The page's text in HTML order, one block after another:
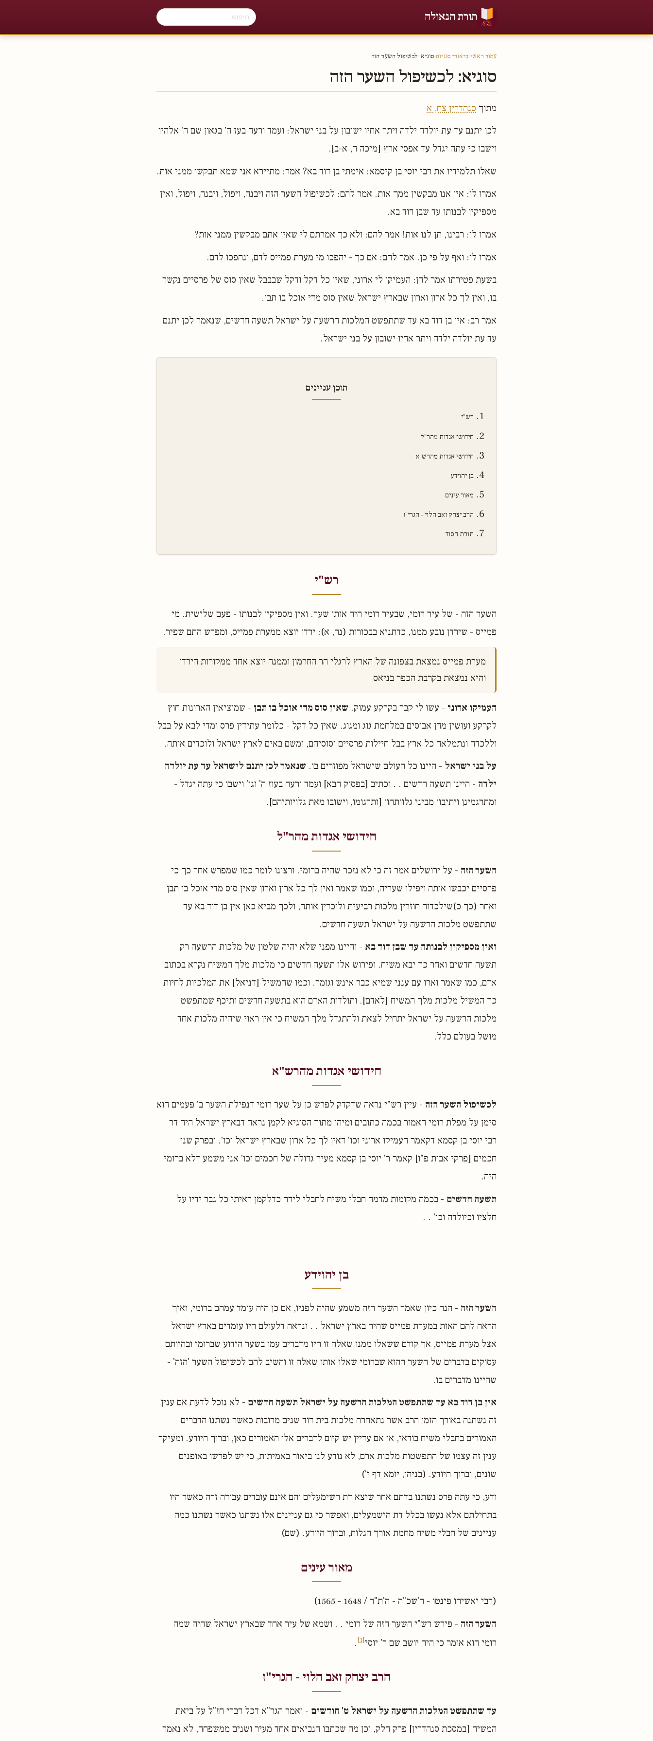
תורת הגאולה
עמוד ראשי›ביאורי סוגיות›סוגיא: לכשיפול השער הזה
סוגיא: לכשיפול השער הזה
מתוך סנהדרין צח, א
לכן יתנם עד עת יולדה ילדה ויתר אחיו ישובון על בני ישראל: ועמד ורעה בעז ה' בגאון שם ה' אלהיו
וישבו כי עתה יגדל עד אפסי ארץ [מיכה ה, א-ב].
שאלו תלמידיו את רבי יוסי בן קיסמא: אימתי בן דוד בא? אמר: מתיירא אני שמא תבקשו ממני אות.
אמרו לו: אין אנו מבקשין ממך אות. אמר להם: לכשיפול השער הזה ויבנה, ויפול, ויבנה, ויפול, ואין
מספיקין לבנותו עד שבן דוד בא.
אמרו לו: רבינו, תן לנו אות! אמר להם: ולא כך אמרתם לי שאין אתם מבקשין ממני אות?
אמרו לו: ואף על פי כן. אמר להם: אם כך - יהפכו מי מערת פמייס לדם, ונהפכו לדם.
בשעת פטירתו אמר להן: העמיקו לי ארוני, שאין כל דקל ודקל שבבבל שאין סוס של פרסיים נקשר
בו, ואין לך כל ארון וארון שבארץ ישראל שאין סוס מדי אוכל בו תבן.
אמר רב: אין בן דוד בא עד שתתפשט המלכות הרשעה על ישראל תשעה חדשים, שנאמר לכן יתנם
עד עת יולדה ילדה ויתר אחיו ישובון על בני ישראל.
תוכן עניינים
רש"י
חידושי אגדות מהר"ל
חידושי אגדות מהרש"א
בן יהוידע
מאור עינים
הרב יצחק זאב הלוי - הגרי"ז
תורת הסוד
רש"י
השער הזה - של עיר רומי, שבעיר רומי היה אותו שער. ואין מספיקין לבנותו - פעם שלישית. מי
פמייס - שירדן נובע ממנו, כדתניא בבכורות (נה, א): ירדן יוצא ממערת פמייס, ומפרש התם שפיר.
והיא נמצאת בקרבת הכפר בניאס
העמיקו ארוני - עשו לי קבר בקרקע עמוק. שאין סוס מדי אוכל בו תבן - שמוציאין הארונות חוץ
לקרקע ועושין מהן אבוסים במלחמת גוג ומגוג. שאין כל דקל - כלומר עתידין פרס ומדי לבא על בבל
וללכדה ונתמלאה כל ארץ בבל חיילות פרסיים וסוסיהם, ומשם באים לארץ ישראל ולוכדים אותה.
על בני ישראל - היינו כל העולם שישראל מפוזרים בו. שנאמר לכן יתנם לישראל עד עת יולדה
ילדה - היינו תשעה חדשים . . וכתיב [בפסוק הבא] ועמד ורעה בעוז ה' וגו' וישבו כי עתה יגדל -
ומתרגמינן ויתיבון מביני גלוותהון [ותרגומו, וישובו מאת גלויותיהם].
חידושי אגדות מהר"ל
השער הזה - על ירושלים אמר זה כי לא נזכר שהיה ברומי. ורצונו לומר כמו שמפרש אחר כך כי
פרסיים יכבשו אותה ויפילו שעריה, וכמו שאמר ואין לך כל ארון וארון שאין סוס מדי אוכל בו תבן
ואחר (כך כ)שילכדוה חוזרין מלכות רביעית ולוכדין אותה, ולכך מביא כאן אין בן דוד בא עד
שתתפשט מלכות הרשעה על ישראל תשעה חדשים.
ואין מספיקין לבנותה עד שבן דוד בא - והיינו מפני שלא יהיה שלטון של מלכות הרשעה רק
תשעה חדשים ואחר כך יבא משיח. ופירוש אלו תשעה חדשים כי מלכות מלך המשיח נקרא בכתוב
אדם, כמו שאמר וארו עם ענני שמיא כבר אינש וגומר. וכמו שהמשיל [דניאל] את המלכיות לחיות
כך המשיל מלכות מלך המשיח [לאדם]. ותולדות האדם הוא בתשעה חדשים ותיכף שמתפשט
מלכות הרשעה על ישראל יתחיל לצאת ולהתגדל מלך המשיח כי אין ראוי שיהיה מלכות אחד
מושל בעולם כלל.
חידושי אגדות מהרש"א
לכשיפול השער הזה - עיין רש"י נראה שדקדק לפרש כן על שער רומי דנפילת השער ב' פעמים הוא
סימן על מפלת רומי האמור בכמה כתובים ומיהו מתוך הסוגיא לקמן נראה דבארץ ישראל היה דר
רבי יוסי בן קסמא דקאמר העמיקו ארוני וכו' דאין לך כל ארון שבארץ ישראל וכו'. ובפרק שנו
חכמים [פרקי אבות פ"ו] קאמר ר' יוסי בן קסמא מעיר גדולה של חכמים וכו' אני משמע דלא ברומי
היה.
תשעה חדשים - בכמה מקומות מדמה חבלי משיח לחבלי לידה כדלקמן ראיתי כל גבר ידיו על
חלציו וכיולדה וכו' . .
בן יהוידע
השער הזה - הנה כיון שאמר השער הזה משמע שהיה לפניו, אם כן היה עומד עמהם ברומי, ואיך
הראה להם האות במערת פמייס שהיה בארץ ישראל . . ונראה דלעולם היו עומדים בארץ ישראל
אצל מערת פמייס, אך קודם ששאלו ממנו שאלה זו היו מדברים עמו בשער הידוע שברומי ובהיותם
עסוקים בדברים של השער ההוא שברומי שאלו אותו שאלה זו והשיב להם לכשיפול השער 'הזה' -
שהיינו מדברים בו.
אין בן דוד בא עד שתתפשט המלכות הרשעה על ישראל תשעה חדשים - לא נוכל לדעת אם ענין
זה נשתנה באורך הזמן הרב אשר נתאחרה מלכות בית דוד שנים מרובות כאשר נשתנו הדברים
האמורים בחבלי משיח בודאי, או אם עדיין יש קיום לדברים אלו האמורים כאן, וברוך היודע. ומעיקר
ענין זה עצמו של התפשטות מלכות ארם, לא נודע לנו ביאור באמיתות, כי יש לפרשו באופנים
שונים, וברוך היודע. (בניהו, יומא דף י')
ודע, כי עתה פרס נשתנו בדתם אחר שיצא דת השימעלים והם אינם עובדים עבודה זרה כאשר היו
בתחילתם אלא נעשו בכלל דת הישמעלים, ואפשר כי גם עניינים אלו נשתנו כאשר נשתנו כמה
עניינים של חבלי משיח מחמת אורך הגלות, וברוך היודע. (שם)
מאור עינים
(רבי יאשיהו פינטו - ה'שכ"ה - ה'ת"ח / 1648 - 1565)
השער הזה - פירש רש"י השער הזה של רומי . . ושמא של עיר אחד שבארץ ישראל שהיה שמה
רומי הוא אומר כי היה יושב שם ר' יוסי[1]
.
הרב יצחק זאב הלוי - הגרי"ז
עד שתתפשט המלכות הרשעה על ישראל ט' חודשים - ואמר הגר"א דכל דברי חז"ל על ביאת
המשיח [במסכת סנהדרין] פרק חלק, וכן מה שכתבו הנביאים אחד מעיר ושנים ממשפחה, לא נאמר